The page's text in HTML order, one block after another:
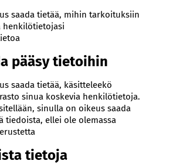
saada tietää, mihin tarkoituksiin
henkilötietojasi
pääsy tietoihin
saada tietää, käsitteleekö
sinua koskevia henkilötietoja.
sinulla on oikeus saada
tiedoista, ellei ole olemassa
tietoja